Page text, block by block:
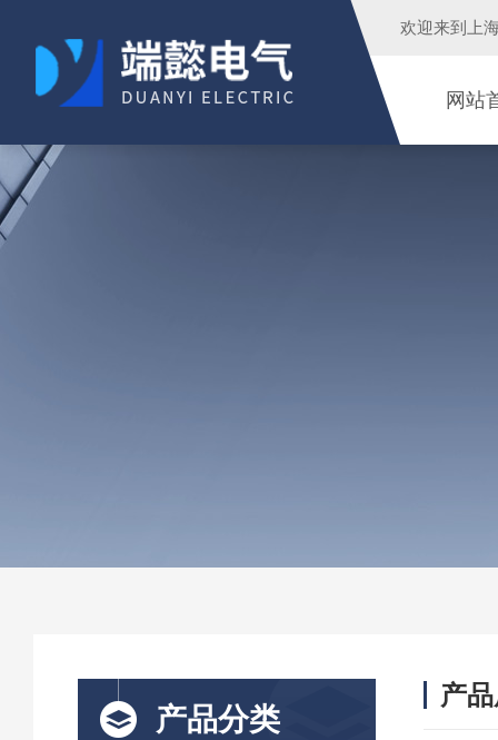
欢迎来到 上
网站
产品分类
产